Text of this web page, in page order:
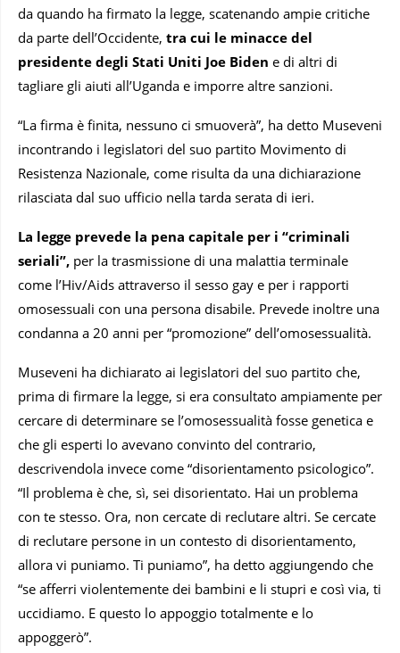
da quando ha firmato la legge, scatenando ampie critiche
da parte dell’Occidente, tra cui le minacce del
presidente degli Stati Uniti Joe Biden e di altri di
tagliare gli aiuti all’Uganda e imporre altre sanzioni.
“La firma è finita, nessuno ci smuoverà”, ha detto Museveni
incontrando i legislatori del suo partito Movimento di
Resistenza Nazionale, come risulta da una dichiarazione
rilasciata dal suo ufficio nella tarda serata di ieri.
La legge prevede la pena capitale per i “criminali
seriali”, per la trasmissione di una malattia terminale
come l’Hiv/Aids attraverso il sesso gay e per i rapporti
omosessuali con una persona disabile. Prevede inoltre una
condanna a 20 anni per “promozione” dell’omosessualità.
Museveni ha dichiarato ai legislatori del suo partito che,
prima di firmare la legge, si era consultato ampiamente per
cercare di determinare se l’omosessualità fosse genetica e
che gli esperti lo avevano convinto del contrario,
descrivendola invece come “disorientamento psicologico”.
“Il problema è che, sì, sei disorientato. Hai un problema
con te stesso. Ora, non cercate di reclutare altri. Se cercate
di reclutare persone in un contesto di disorientamento,
allora vi puniamo. Ti puniamo”, ha detto aggiungendo che
“se afferri violentemente dei bambini e li stupri e così via, ti
uccidiamo. E questo lo appoggio totalmente e lo
appoggerò”.